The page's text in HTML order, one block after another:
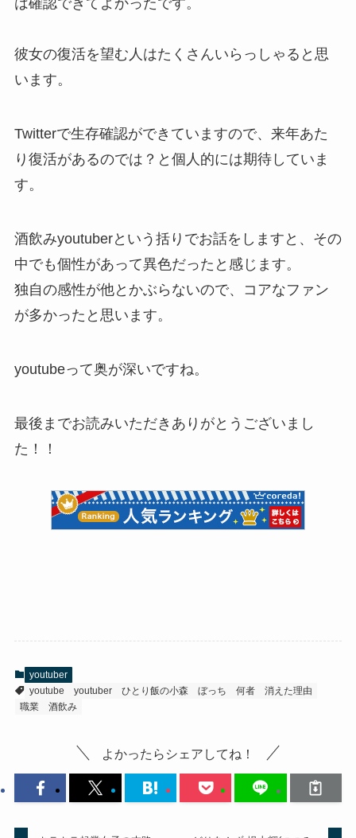
は確認できてよかったです。
彼女の復活を望む人はたくさんいらっしゃると思
います。
Twitterで生存確認ができていますので、来年あた
り復活があるのでは？と個人的には期待していま
す。
酒飲みyoutuberという括りでお話をしますと、その
中でも個性があって異色だったと感じます。
独自の感性が他とかぶらないので、コアなファン
が多かったと思います。
youtubeって奥が深いですね。
最後までお読みいただきありがとうございまし
た！！
youtuber
youtube
youtuber ひとり飯の小森 ぼっち 何者
消えた理由
職業
酒飲み
よかったらシェアしてね！